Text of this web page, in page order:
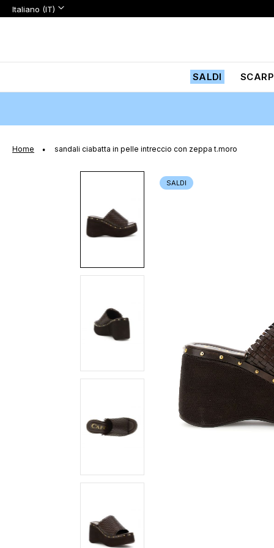
Lingua
Lingua:
Italiano (IT)
SALDI
Home sandali ciabatta in pelle intreccio con zeppa t.moro
della
galleria
immagini
SALDI